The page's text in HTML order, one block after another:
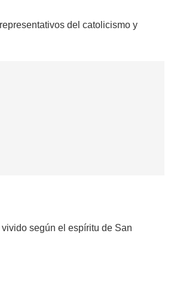
del catolicismo y
según el espíritu de San